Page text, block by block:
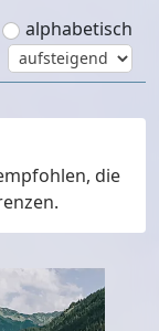
alphabetisch
die